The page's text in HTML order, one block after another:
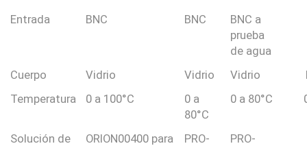
Entrada BNC BNC
BNC a
prueba
de agua
Cuerpo
Vidrio Vidrio Vidrio
Temperatura
0 a 100°C
0 a
80°C
0 a 80°C
Solución de
ORION00400 para
PRO-
PRO-